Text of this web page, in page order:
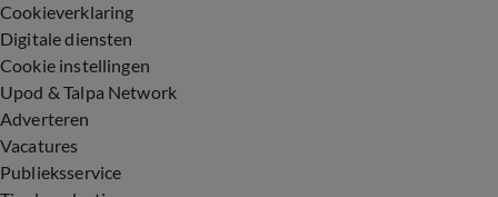
Cookieverklaring
Digitale diensten
Cookie instellingen
Upod & Talpa Network
Adverteren
Vacatures
Publieksservice